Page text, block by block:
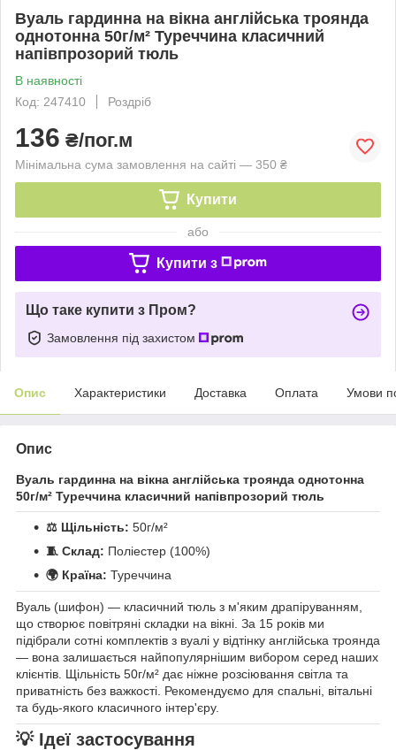
Вуаль гардинна на вікна англійська троянда
однотонна 50г/м² Туреччина класичний
напівпрозорий тюль
В наявності
Код: 247410
Роздріб
136 ₴/пог.м
Мінімальна сума замовлення на сайті — 350 ₴
Купити
або
Купити з
Що таке купити з Пром?
Замовлення під захистом
Опис Характеристики Доставка Оплата Умови
Опис
Вуаль гардинна на вікна англійська троянда однотонна
50г/м² Туреччина класичний напівпрозорий тюль
⚖️ Щільність: 50г/м²
🧵 Склад: Поліестер (100%)
🌍 Країна: Туреччина
Вуаль (шифон) — класичний тюль з м'яким драпіруванням,
що створює повітряні складки на вікні. За 15 років ми
підібрали сотні комплектів з вуалі у відтінку англійська троянда
— вона залишається найпопулярнішим вибором серед наших
клієнтів. Щільність 50г/м² дає ніжне розсіювання світла та
приватність без важкості. Рекомендуємо для спальні, вітальні
та будь-якого класичного інтер'єру.
💡 Ідеї застосування